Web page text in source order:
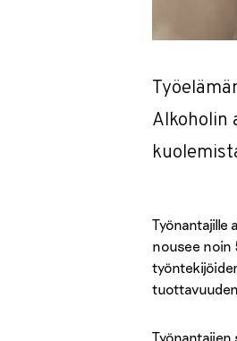
Alkoholin
nousee noin